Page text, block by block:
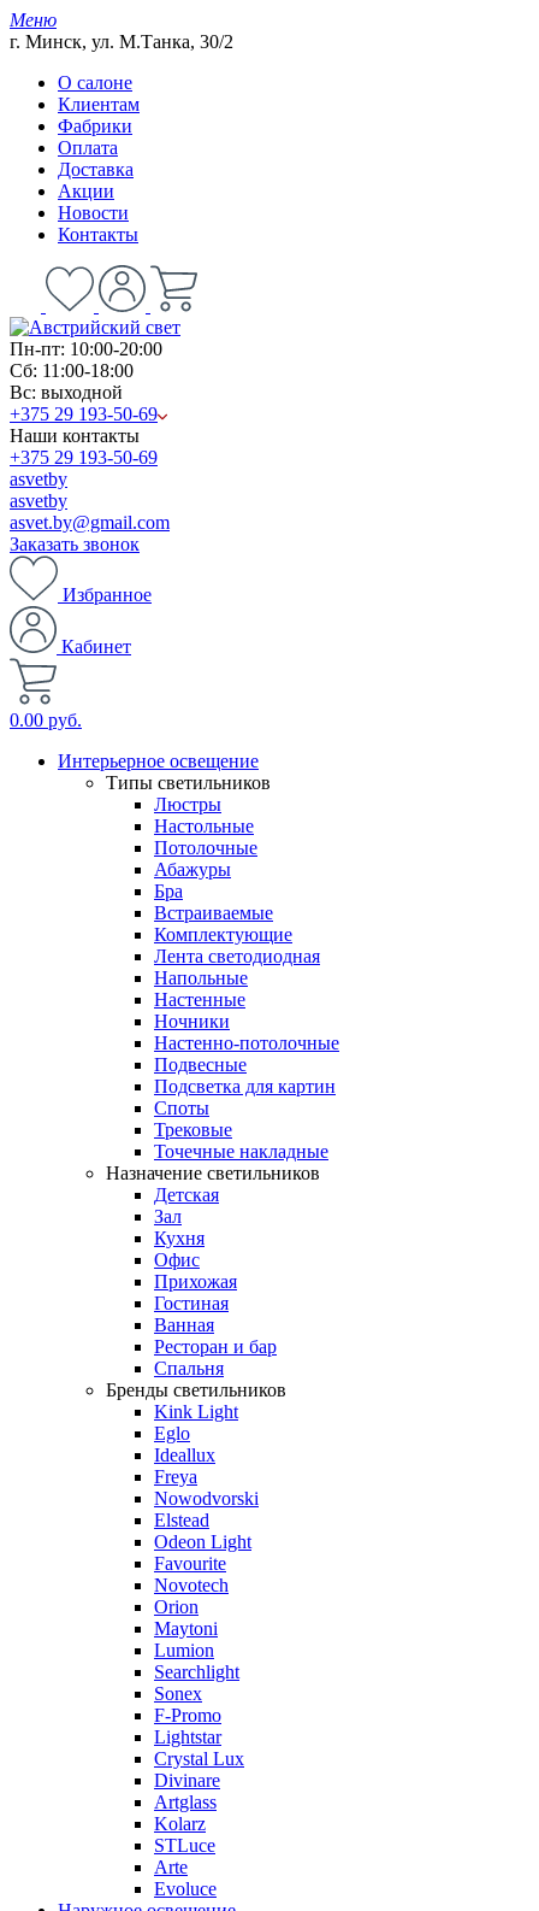
Меню
г. Минск, ул. М.Танка, 30/2
О салоне
Клиентам
Фабрики
Оплата
Доставка
Акции
Новости
Контакты
Пн-пт: 10:00-20:00
Сб: 11:00-18:00
Вс: выходной
+375 29 193-50-69
Наши контакты
+375 29 193-50-69
asvetby
asvetby
asvet.by@gmail.com
Заказать звонок
Избранное
Кабинет
0.00 руб.
Интерьерное освещение
Типы светильников
Люстры
Настольные
Потолочные
Абажуры
Бра
Встраиваемые
Комплектующие
Лента светодиодная
Напольные
Настенные
Ночники
Настенно-потолочные
Подвесные
Подсветка для картин
Споты
Трековые
Точечные накладные
Назначение светильников
Детская
Зал
Кухня
Офис
Прихожая
Гостиная
Ванная
Ресторан и бар
Спальня
Бренды светильников
Kink Light
Eglo
Ideallux
Freya
Nowodvorski
Elstead
Odeon Light
Favourite
Novotech
Orion
Maytoni
Lumion
Searchlight
Sonex
F-Promo
Lightstar
Crystal Lux
Divinare
Artglass
Kolarz
STLuce
Arte
Evoluce